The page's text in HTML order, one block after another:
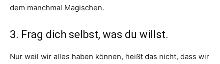
dem manchmal Magischen.
3. Frag dich selbst, was du willst.
Nur weil wir alles haben können, heißt das nicht, dass wir